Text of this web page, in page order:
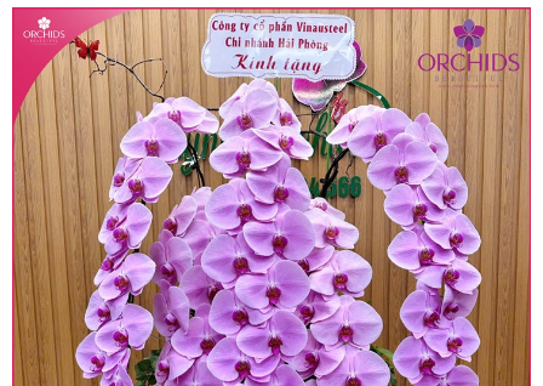
• Giá trên được miễn ship giao trong nội thành,
miễn phí in thiệp - banner theo yêu cầu khách
hàng.
• Beautiful Orchids liên kết với các cửa hàng
trên toàn quốc để phục vụ giao hoa tận nơi, mỗi
khu vực sẽ có mức giá khác nhau (tùy vào chi
phí mặt bằng, nguyên vật liệu,..) nên giá có thể sẽ
thay đổi so với giá niêm yết trên website. Khách
hàng ở Tỉnh thành khác vui lòng chủ động hỏi lại
giá trước khi đặt hàng, shop sẽ chủ động báo giá
chính xác khi có địa chỉ giao hàng cụ thể.